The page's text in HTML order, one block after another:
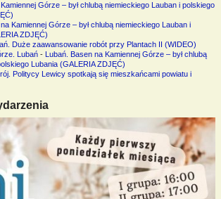
Górze – był chlubą niemieckiego Lauban i polskiego
Kamiennej Górze – był chlubą niemieckiego Lauban i
ZDJĘĆ)
Duże zaawansowanie robót przy Plantach II (WIDEO)
Lubań- Lubań. Basen na Kamiennej Górze – był chlubą
Lubania (GALERIA ZDJĘĆ)
Politycy Lewicy spotkają się mieszkańcami powiatu i